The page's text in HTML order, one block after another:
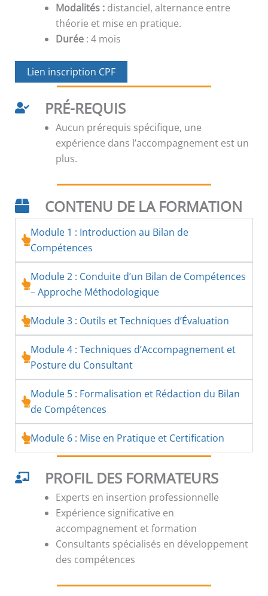
Modalités : distanciel, alternance entre
théorie et mise en pratique.
Durée : 4 mois
Lien inscription CPF
PRÉ-REQUIS
Aucun prérequis spécifique, une
expérience dans l’accompagnement est un
plus.
CONTENU DE LA FORMATION
Module 1 : Introduction au Bilan de
Compétences
Module 2 : Conduite d’un Bilan de Compétences
– Approche Méthodologique
Module 3 : Outils et Techniques d’Évaluation
Module 4 : Techniques d’Accompagnement et
Posture du Consultant
Module 5 : Formalisation et Rédaction du Bilan
de Compétences
Module 6 : Mise en Pratique et Certification
PROFIL DES FORMATEURS
Experts en insertion professionnelle
Expérience significative en
accompagnement et formation
Consultants spécialisés en développement
des compétences